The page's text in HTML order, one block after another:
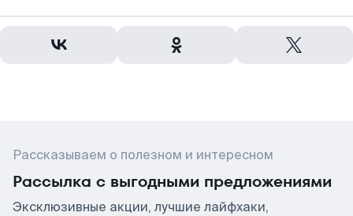
Рассказываем о полезном и интересном
Рассылка с выгодными предложениями
Эксклюзивные акции, лучшие лайфхаки,